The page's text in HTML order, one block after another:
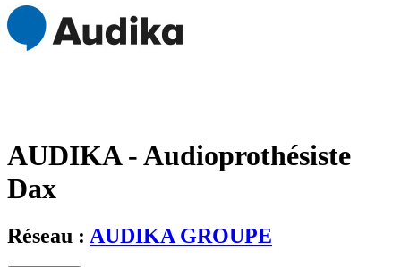
AUDIKA - Audioprothésiste
Dax
Réseau : AUDIKA GROUPE